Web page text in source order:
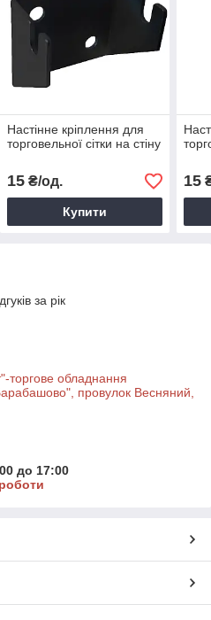
Настінне кріплення для
торговельної сітки на стіну
15₴/од.
Купити
15
за рік
обладнання
провулок Весняний,
до 17:00